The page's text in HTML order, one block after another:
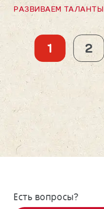
РАЗВИВАЕМ ТАЛАНТЫ
1 2
Есть вопросы?